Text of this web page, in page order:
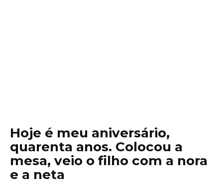
Hoje é meu aniversário,
quarenta anos. Colocou a
mesa, veio o filho com a nora
e a neta